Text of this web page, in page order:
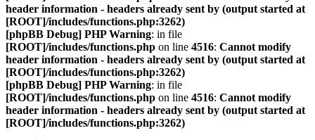
header information - headers already sent by (output started at
[ROOT]/includes/functions.php:3262)
[phpBB Debug] PHP Warning: in file
[ROOT]/includes/functions.php on line 4516: Cannot modify
header information - headers already sent by (output started at
[ROOT]/includes/functions.php:3262)
[phpBB Debug] PHP Warning: in file
[ROOT]/includes/functions.php on line 4516: Cannot modify
header information - headers already sent by (output started at
[ROOT]/includes/functions.php:3262)